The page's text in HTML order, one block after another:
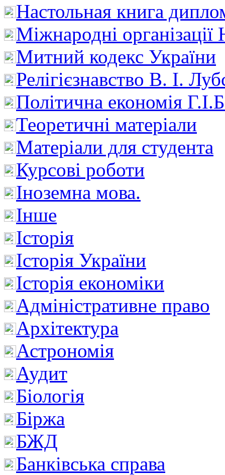
Настольная книга
Міжнародні
Митний кодекс України
Релігієзнавство В. І.
Політична економія
Теоретичні матеріали
Матеріали для студента
Курсові роботи
Іноземна мова.
Інше
Історія
Історія України
Історія економіки
Адміністративне право
Архітектура
Астрономія
Аудит
Біологія
Біржа
БЖД
Банківська справа